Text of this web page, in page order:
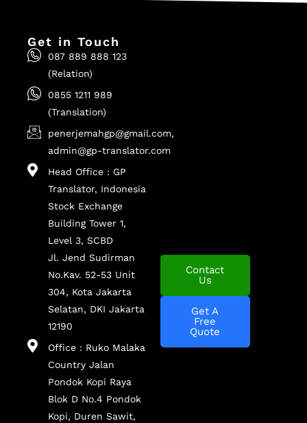
Get in Touch
087 889 888 123
(Relation)
0855 1211 989
(Translation)
penerjemahgp@gmail.com,
admin@gp-translator.com
Head Office : GP
Translator, Indonesia
Stock Exchange
Building Tower 1,
Level 3, SCBD
Jl. Jend Sudirman
No.Kav. 52-53 Unit
304, Kota Jakarta
Selatan, DKI Jakarta
12190
Office : Ruko Malaka
Country Jalan
Pondok Kopi Raya
Blok D No.4 Pondok
Kopi, Duren Sawit,
Contact
Us
Get A
Free
Quote